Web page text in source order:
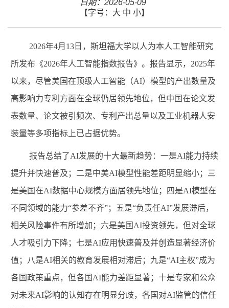
日期：2026-05-09
【字号： 大 中 小】
2026年4月 13 日，斯坦福大学以人为本人工智能研究
所发布《2026年人工智能指数报告》。报告显示， 2025年
以来，尽管美国在顶级人工智能（AI）模型的产出数量及
高影响力专利方面在全球仍居领先地位，但中国在论文发
表数量、论文被引频次、专利产出总量以及工业机器人安
装量等多项指标上已占据优势。
报告总结了AI发展的十大最新趋势：一是AI能力持续
提升并快速普及；二是中美AI模型性能差距明显缩小；三
是美国在AI数据中心规模方面居领先地位；四是AI模型在
不同领域的能力“参差不齐”；五是“负责任AI”发展滞后，
相关风险事件有所增加；六是美国 AI投资领先，但对全球
人才吸引力下降；七是AI应用快速普及并创造显著经济价
值；八是AI相关的教育发展相对滞后；九是“AI主权”成为
各国政策重点，但各国 AI能力差距显著；十是专家和公众
对未来AI影响的认知存在明显分歧，各国对AI监管的信任